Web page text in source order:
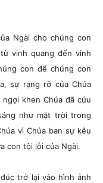
Ngài cho chúng con
vinh quang đến vinh
con để chúng con
sự rạng rỡ của Chúa
khen Chúa đã cứu
như mặt trời trong
vì Chúa ban sự kêu
con tội lỗi của Ngài.
trở lại vào hình ảnh